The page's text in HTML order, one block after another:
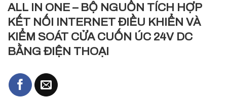
ALL IN ONE – BỘ NGUỒN TÍCH HỢP
KẾT NỐI INTERNET ĐIỀU KHIỂN VÀ
KIỂM SOÁT CỬA CUỐN ÚC 24V DC
BẰNG ĐIỆN THOẠI